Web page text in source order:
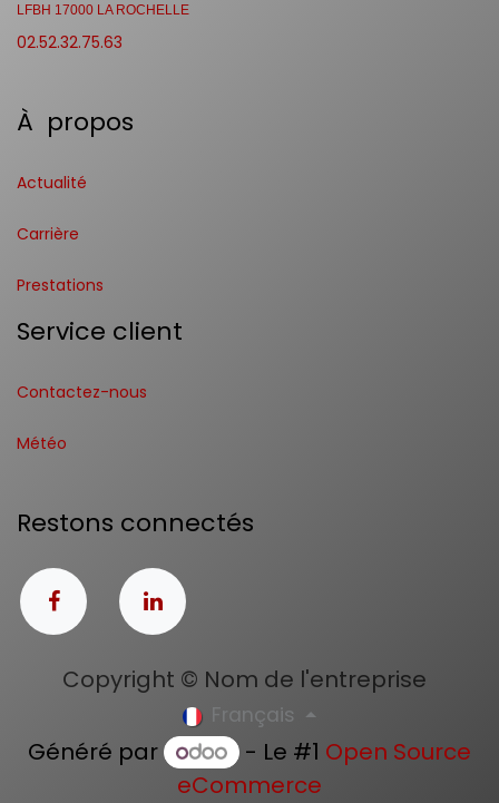
LFBH 17000 LA ROCHELLE
02.52.32.75.63
À propos
Actualité
Carrière
Prestations
Service client
Contactez-nous
Météo
Restons connectés
Copyright © Nom de l'entreprise
Français
Généré par - Le #1 Open Source
eCommerce